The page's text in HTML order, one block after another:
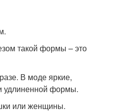
такой формы – это
В моде яркие,
удлиненной формы.
или женщины.